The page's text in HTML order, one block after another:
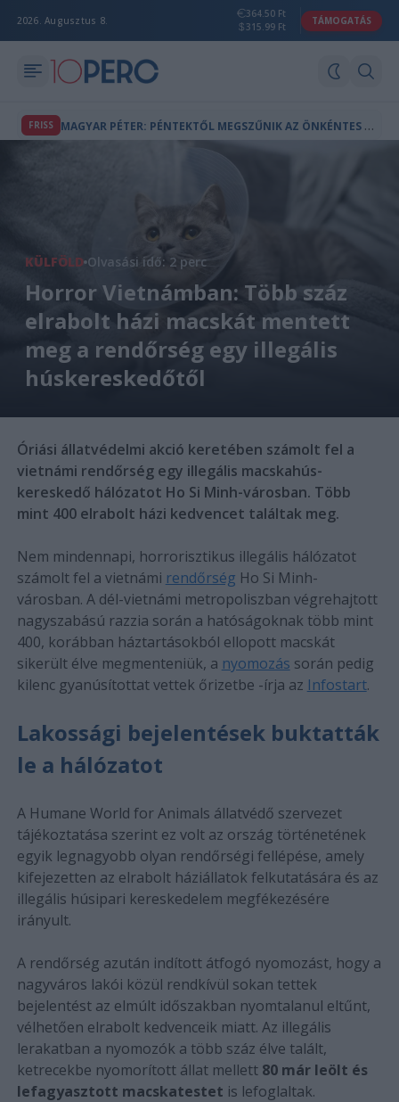
2026. Augusztus 8.
364.50 Ft
315.99 Ft
TÁMOGATÁS
FRISS M
AGYAR PÉTER: PÉNTEKTŐL MEGSZŰNIK AZ ÖNKÉNTES FOGYASZTÁSCSÖKKENTÉS, FELOLDJÁK AZ ENERGIAKORLÁTOZÁSOKAT
KÜLFÖLD Olvasási idő: 2 perc
Horror Vietnámban: Több száz
elrabolt házi macskát mentett
meg a rendőrség egy illegális
húskereskedőtől
Óriási állatvédelmi akció keretében számolt fel a
vietnámi rendőrség egy illegális macskahús-
kereskedő hálózatot Ho Si Minh-városban. Több
mint 400 elrabolt házi kedvencet találtak meg.
Nem mindennapi, horrorisztikus illegális hálózatot
számolt fel a vietnámi rendőrség Ho Si Minh-
városban. A dél-vietnámi metropoliszban végrehajtott
nagyszabású razzia során a hatóságoknak több mint
400, korábban háztartásokból ellopott macskát
sikerült élve megmenteniük, a nyomozás során pedig
kilenc gyanúsítottat vettek őrizetbe -írja az Infostart.
Lakossági bejelentések buktatták
le a hálózatot
A Humane World for Animals állatvédő szervezet
tájékoztatása szerint ez volt az ország történetének
egyik legnagyobb olyan rendőrségi fellépése, amely
kifejezetten az elrabolt háziállatok felkutatására és az
illegális húsipari kereskedelem megfékezésére
irányult.
A rendőrség azután indított átfogó nyomozást, hogy a
nagyváros lakói közül rendkívül sokan tettek
bejelentést az elmúlt időszakban nyomtalanul eltűnt,
vélhetően elrabolt kedvenceik miatt. Az illegális
lerakatban a nyomozók a több száz élve talált,
ketrecekbe nyomorított állat mellett 80 már leölt és
lefagyasztott macskatestet is lefoglaltak.